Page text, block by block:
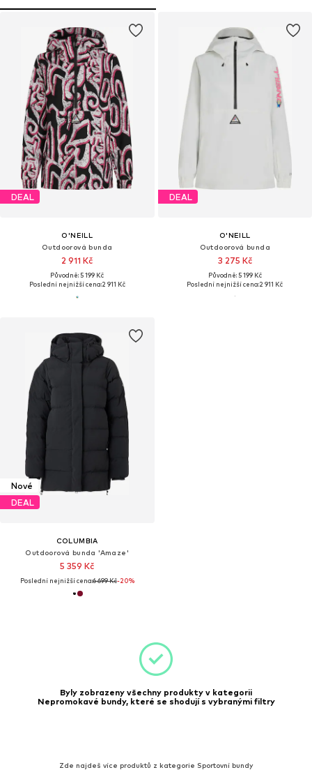
DEAL
O'NEILL
Outdoorová bunda
2 911 Kč
Původně: 5 199 Kč
Poslední nejnižší cena:2 911 Kč
DEAL
O'NEILL
Outdoorová bunda
3 275 Kč
Původně: 5 199 Kč
Poslední nejnižší cena:2 911 Kč
Nové
DEAL
COLUMBIA
Outdoorová bunda 'Amaze'
5 359 Kč
Poslední nejnižší cena:6 699 Kč-20%
Byly zobrazeny všechny produkty v kategorii
Nepromokavé bundy, které se shodují s vybranými filtry
Zde najdeš více produktů z kategorie Sportovní bundy